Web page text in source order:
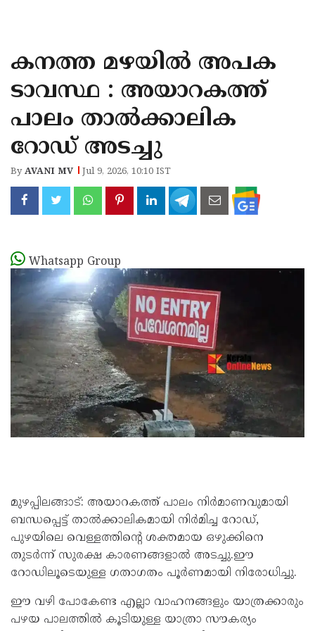
KANNUR
KASARAGOD
കനത്ത മഴയിൽ അപക
ടാവസ്ഥ : അയാറകത്ത്
പാലം താൽക്കാലിക
റോഡ് അടച്ചു
ByAVANI MV Jul 9, 2026, 10:10 IST
Whatsapp Group
മുഴപ്പിലങ്ങാട്: അയാറകത്ത് പാലം നിർമാണവുമായി
ബന്ധപ്പെട്ട് താൽക്കാലികമായി നിർമിച്ച റോഡ്,
പുഴയിലെ വെള്ളത്തിന്റെ ശക്തമായ ഒഴുക്കിനെ
തുടർന്ന് സുരക്ഷ കാരണങ്ങളാൽ അടച്ചു.ഈ
റോഡിലൂടെയുള്ള ഗതാഗതം പൂർണമായി നിരോധിച്ചു.
ഈ വഴി പോകേണ്ട എല്ലാ വാഹനങ്ങളും യാത്രക്കാരും
പഴയ പാലത്തിൽ കൂടിയുള്ള യാത്രാ സൗകര്യം